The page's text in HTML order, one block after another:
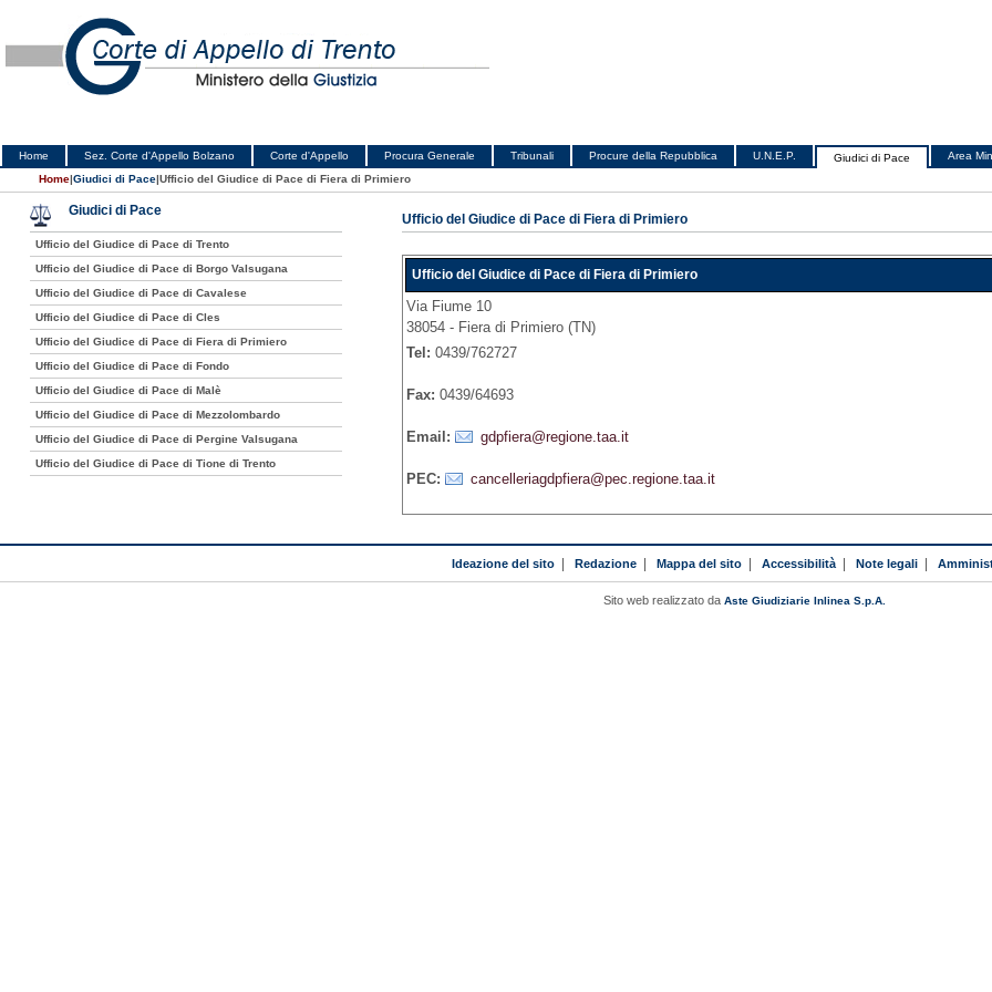
Home Sez. Corte d'Appello Bolzano Corte d'Appello Procura Generale Tribunali Procure della Repubblica U.N.E.P. Giudici di Pace Area
Home|Giudici di Pace|Ufficio del Giudice di Pace di Fiera di Primiero
Ufficio del Giudice di Pace di Fiera di Primiero
Ufficio del Giudice di Pace di Fiera di Primiero
Via Fiume 10
38054 - Fiera di Primiero (TN)
Tel: 0439/762727
Fax: 0439/64693
Email: gdpfiera@regione.taa.it
PEC: cancelleriagdpfiera@pec.regione.taa.it
Giudici di Pace
Ufficio del Giudice di Pace di Trento
Ufficio del Giudice di Pace di Borgo Valsugana
Ufficio del Giudice di Pace di Cavalese
Ufficio del Giudice di Pace di Cles
Ufficio del Giudice di Pace di Fiera di Primiero
Ufficio del Giudice di Pace di Fondo
Ufficio del Giudice di Pace di Malè
Ufficio del Giudice di Pace di Mezzolombardo
Ufficio del Giudice di Pace di Pergine Valsugana
Ufficio del Giudice di Pace di Tione di Trento
Ideazione del sito| Redazione| Mappa del sito| Accessibilità| Note legali|
Sito web realizzato da Aste Giudiziarie Inlinea S.p.A.